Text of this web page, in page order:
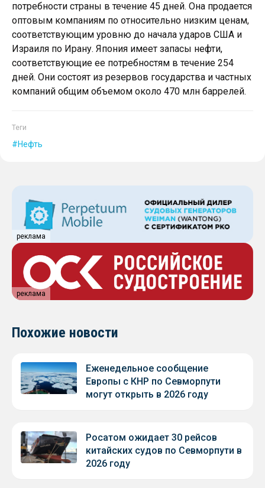
потребности страны в течение 45 дней. Она продается
оптовым компаниям по относительно низким ценам,
соответствующим уровню до начала ударов США и
Израиля по Ирану. Япония имеет запасы нефти,
соответствующие ее потребностям в течение 254
дней. Они состоят из резервов государства и частных
компаний общим объемом около 470 млн баррелей.
Теги
Нефть
реклама
реклама
Похожие новости
Еженедельное сообщение
Европы с КНР по Севморпути
могут открыть в 2026 году
Росатом ожидает 30 рейсов
китайских судов по Севморпути в
2026 году